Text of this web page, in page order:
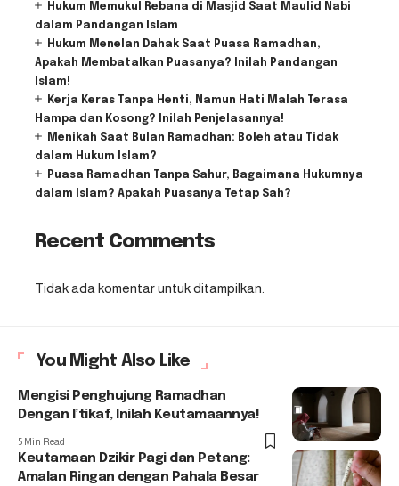
Hukum Memukul Rebana di Masjid Saat Maulid Nabi
dalam Pandangan Islam
Hukum Menelan Dahak Saat Puasa Ramadhan,
Apakah Membatalkan Puasanya? Inilah Pandangan
Islam!
Kerja Keras Tanpa Henti, Namun Hati Malah Terasa
Hampa dan Kosong? Inilah Penjelasannya!
Menikah Saat Bulan Ramadhan: Boleh atau Tidak
dalam Hukum Islam?
Puasa Ramadhan Tanpa Sahur, Bagaimana Hukumnya
dalam Islam? Apakah Puasanya Tetap Sah?
Recent Comments
Tidak ada komentar untuk ditampilkan.
You Might Also Like
Mengisi Penghujung Ramadhan
Dengan I’tikaf, Inilah Keutamaannya!
5 Min Read
Keutamaan Dzikir Pagi dan Petang:
Amalan Ringan dengan Pahala Besar